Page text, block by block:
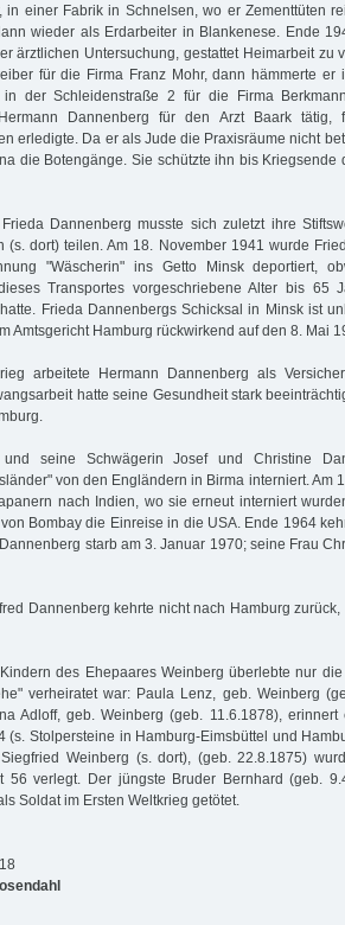
in einer Fabrik in Schnelsen, wo er Zementtüten
wieder als Erdarbeiter in Blankenese. Ende
ärztlichen Untersuchung, gestattet Heimarbeit zu
für die Firma Franz Mohr, dann hämmerte er
in der Schleidenstraße 2 für die Firma
Dannenberg für den Arzt Baark tätig,
erledigte. Da er als Jude die Praxisräume nicht
die Botengänge. Sie schützte ihn bis Kriegsende
Dannenberg musste sich zuletzt ihre
(s. dort) teilen. Am 18. November 1941 wurde
"Wäscherin" ins Getto Minsk deportiert,
Transportes vorgeschriebene Alter bis 65
Frieda Dannenbergs Schicksal in Minsk ist
Amtsgericht Hamburg rückwirkend auf den 8. Mai
arbeitete Hermann Dannenberg als
hatte seine Gesundheit stark
seine Schwägerin Josef und Christine
von den Engländern in Birma interniert. Am
nach Indien, wo sie erneut interniert
Bombay die Einreise in die USA. Ende 1964
starb am 3. Januar 1970; seine Frau
Dannenberg kehrte nicht nach Hamburg
des Ehepaares Weinberg überlebte nur
verheiratet war: Paula Lenz, geb. Weinberg
Adloff, geb. Weinberg (geb. 11.6.1878),
(s. Stolpersteine in Hamburg-Eimsbüttel und
Weinberg (s. dort), (geb. 22.8.1875)
56 verlegt. Der jüngste Bruder Bernhard (geb.
Soldat im Ersten Weltkrieg getötet.